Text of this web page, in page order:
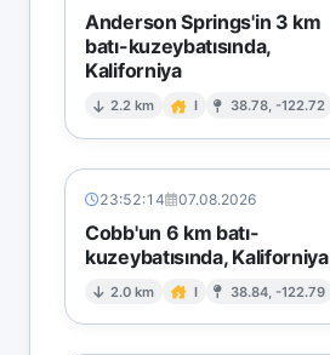
Anderson Springs'in 3 km
batı-kuzeybatısında,
Kaliforniya
2.2 km I 38.78, -122.72
23:52:14 07.08.2026
Cobb'un 6 km batı-
kuzeybatısında, Kaliforniya
2.0 km I 38.84, -122.79